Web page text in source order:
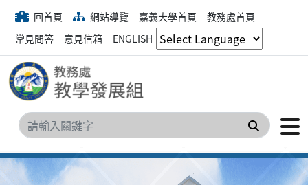
回首頁 網站導覽 嘉義大學首頁
教務處首頁
常見問答
意見信箱 ENGLISH
搜尋